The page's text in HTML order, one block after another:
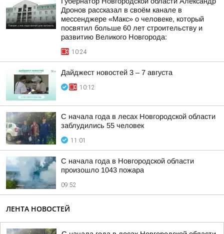
Дронов рассказал в своём канале в
мессенджере «Макс» о человеке, который
посвятил больше 60 лет строительству и
развитию Великого Новгорода:
10:24
Дайджест новостей 3 – 7 августа
10:12
С начала года в лесах Новгородской области
заблудились 55 человек
11:01
С начала года в Новгородской области
произошло 1043 пожара
09:52
ЛЕНТА НОВОСТЕЙ